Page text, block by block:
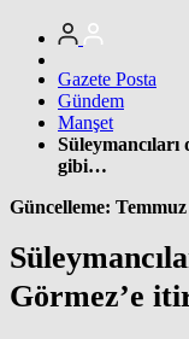
Gazete Posta
Gündem
Manşet
gibi…
Güncelleme:
Görmez’e